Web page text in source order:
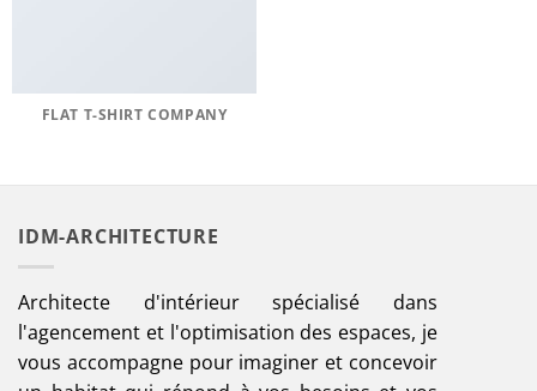
FLAT T-SHIRT COMPANY
IDM-ARCHITECTURE
Architecte d'intérieur spécialisé dans
l'agencement et l'optimisation des espaces, je
vous accompagne pour imaginer et concevoir